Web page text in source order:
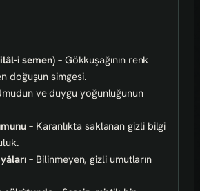
i semen)– Gökkuşağının renk
doğuşun simgesi.
ve duygu yoğunluğunun
– Karanlıkta saklanan gizli bilgi
– Bilinmeyen, gizli umutların